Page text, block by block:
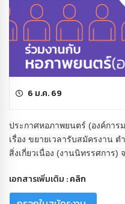
6 ม.ค. 69
ประกาศหอภาพยนตร์ (องค์การ
เรื่อง ขยายเวลารับสมัครงาน
สิ่งเกี่ยวเนื่อง (งานนิทรรศการ)
เอกสารเพิ่มเติม :คลิก